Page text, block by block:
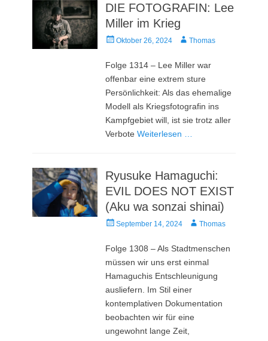
DIE FOTOGRAFIN: Lee
Miller im Krieg
Veröffentlicht
Oktober 26, 2024 AutorThomas
Folge 1314 – Lee Miller war
offenbar eine extrem sture
Persönlichkeit: Als das ehemalige
Modell als Kriegsfotografin ins
Kampfgebiet will, ist sie trotz aller
VerboteWeiterlesen …
Ryusuke Hamaguchi:
EVIL DOES NOT EXIST
(Aku wa sonzai shinai)
Veröffentlicht
September 14, 2024 AutorThomas
Folge 1308 – Als Stadtmenschen
müssen wir uns erst einmal
Hamaguchis Entschleunigung
ausliefern. Im Stil einer
kontemplativen Dokumentation
beobachten wir für eine
ungewohnt lange Zeit,